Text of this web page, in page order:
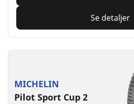
Se detaljer
MICHELIN
Pilot Sport Cup 2